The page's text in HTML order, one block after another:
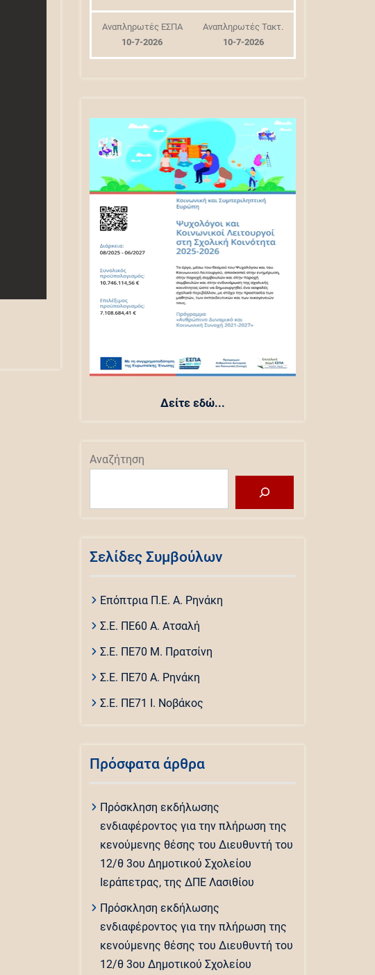
Αναπληρωτές ΕΣΠΑ
10-7-2026
Αναπληρωτές Τακτ.
10-7-2026
Δείτε εδώ...
Αναζήτηση
Σελίδες Συμβούλων
Επόπτρια Π.Ε. Α. Ρηνάκη
Σ.Ε. ΠΕ60 Α. Ατσαλή
Σ.Ε. ΠΕ70 Μ. Πρατσίνη
Σ.Ε. ΠΕ70 Α. Ρηνάκη
Σ.Ε. ΠΕ71 Ι. Νοβάκος
Πρόσφατα άρθρα
Πρόσκληση εκδήλωσης
ενδιαφέροντος για την πλήρωση της
κενούμενης θέσης του Διευθυντή του
12/θ 3ου Δημοτικού Σχολείου
Ιεράπετρας, της ΔΠΕ Λασιθίου
Πρόσκληση εκδήλωσης
ενδιαφέροντος για την πλήρωση της
κενούμενης θέσης του Διευθυντή του
12/θ 3ου Δημοτικού Σχολείου